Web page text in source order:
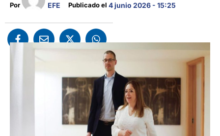
Por EFE Publicado el 4 junio 2026 - 15:25